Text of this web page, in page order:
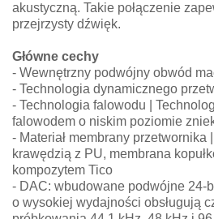
akustyczną. Takie połączenie
przejrzysty dźwięk.
Główne cechy
- Wewnętrzny podwójny obwód
- Technologia dynamicznego
- Technologia falowodu |
falowodem o niskim poziomie
- Materiał membrany przetwornika
krawędzią z PU, membrana
kompozytem Tico
- DAC: wbudowane podwójne 24-
o wysokiej wydajności obsługują